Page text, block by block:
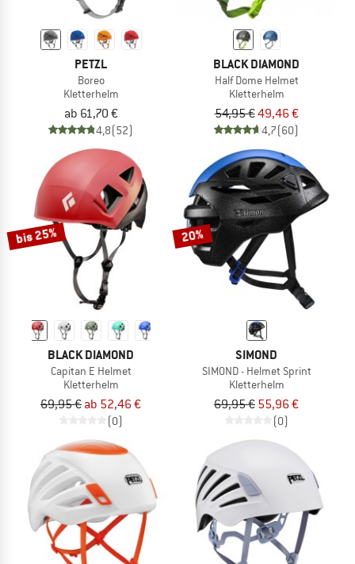
PETZL
Boreo
Kletterhelm
ab 61,70 €
4,8(52)
BLACK DIAMOND
Half Dome Helmet
Kletterhelm
54,95 €49,46 €
4,7(60)
bis 25%
BLACK DIAMOND
Capitan E Helmet
Kletterhelm
69,95 € ab 52,46 €
(0)
20%
SIMOND
SIMOND - Helmet Sprint
Kletterhelm
69,95 € 55,96 €
(0)